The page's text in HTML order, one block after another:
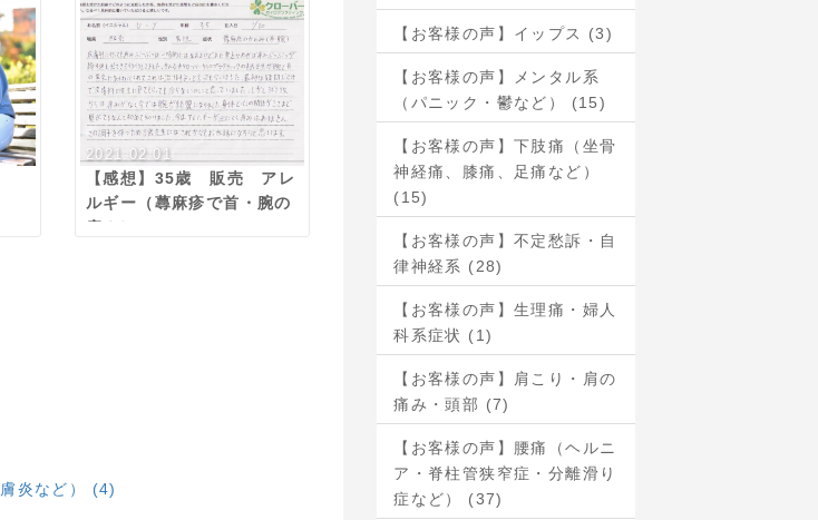
2021.02.01
【感想】35歳 販売 アレ
ルギー（蕁麻疹で首・腕の
痒み）
炎など） (4)
【お客様の声】イップス (3)
【お客様の声】メンタル系
（パニック・鬱など） (15)
【お客様の声】下肢痛（坐骨
神経痛、膝痛、足痛など）
(15)
【お客様の声】不定愁訴・自
律神経系 (28)
【お客様の声】生理痛・婦人
科系症状 (1)
【お客様の声】肩こり・肩の
痛み・頭部 (7)
【お客様の声】腰痛（ヘルニ
ア・脊柱管狭窄症・分離滑り
症など） (37)